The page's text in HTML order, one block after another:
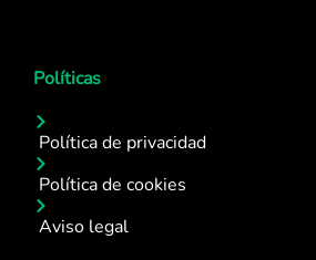
Políticas
Política de privacidad
Política de cookies
Aviso legal